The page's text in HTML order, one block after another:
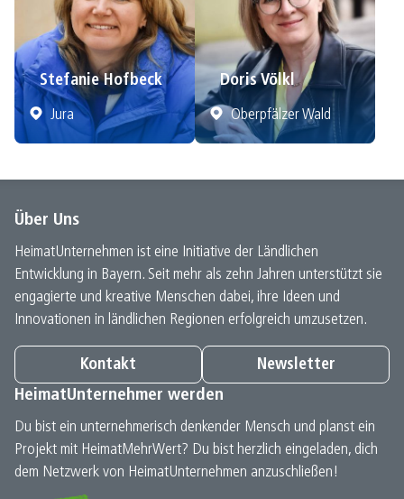
Stefanie Hofbeck
Jura
Doris Völkl
Oberpfälzer Wald
Über Uns
HeimatUnternehmen ist eine Initiative der Ländlichen
Entwicklung in Bayern. Seit mehr als zehn Jahren unterstützt sie
engagierte und kreative Menschen dabei, ihre Ideen und
Innovationen in ländlichen Regionen erfolgreich umzusetzen.
Kontakt
Newsletter
HeimatUnternehmer werden
Du bist ein unternehmerisch denkender Mensch und planst ein
Projekt mit HeimatMehrWert? Du bist herzlich eingeladen, dich
dem Netzwerk von HeimatUnternehmen anzuschließen!